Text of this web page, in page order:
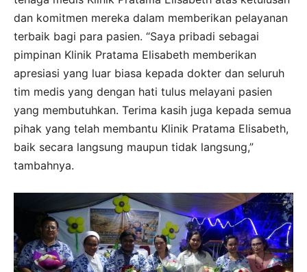
dan komitmen mereka dalam memberikan pelayanan
terbaik bagi para pasien. “Saya pribadi sebagai
pimpinan Klinik Pratama Elisabeth memberikan
apresiasi yang luar biasa kepada dokter dan seluruh
tim medis yang dengan hati tulus melayani pasien
yang membutuhkan. Terima kasih juga kepada semua
pihak yang telah membantu Klinik Pratama Elisabeth,
baik secara langsung maupun tidak langsung,”
tambahnya.